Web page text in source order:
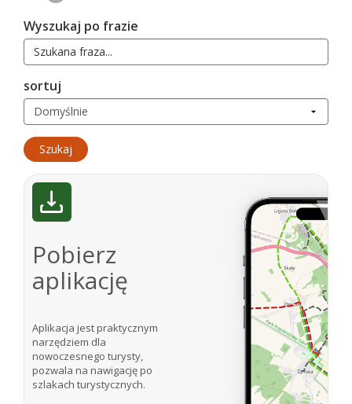
Wyszukaj po frazie
sortuj
Pobierz
aplikację
Aplikacja jest praktycznym
narzędziem dla
nowoczesnego turysty,
pozwala na nawigację po
szlakach turystycznych.